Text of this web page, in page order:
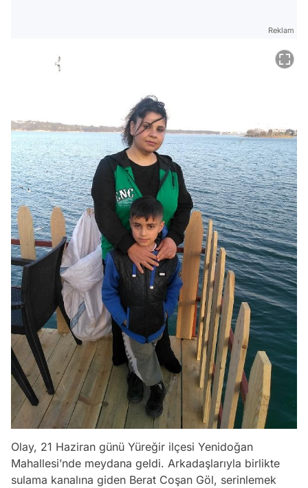
Reklam
Olay, 21 Haziran günü Yüreğir ilçesi Yenidoğan
Mahallesi’nde meydana geldi. Arkadaşlarıyla birlikte
sulama kanalına giden Berat Coşan Göl, serinlemek